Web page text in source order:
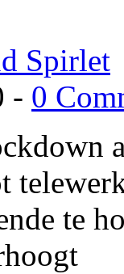
Spirlet
- 0
te